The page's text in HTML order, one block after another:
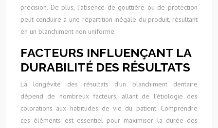
précision. De plus, l’absence de gouttière ou de protection
peut conduire à une répartition inégale du produit, résultant
en un blanchiment non uniforme.
FACTEURS INFLUENÇANT LA
DURABILITÉ DES RÉSULTATS
La longévité des résultats d’un blanchiment dentaire
dépend de nombreux facteurs, allant de l’étiologie des
colorations aux habitudes de vie du patient. Comprendre
ces éléments est essentiel pour maximiser la durée des